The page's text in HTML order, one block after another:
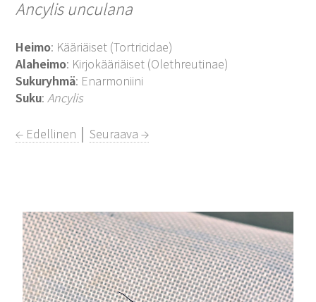
Ancylis unculana
Heimo: Kääriäiset (Tortricidae)
Alaheimo: Kirjokääriäiset (Olethreutinae)
Sukuryhmä: Enarmoniini
Suku:Ancylis
← Edellinen │Seuraava →